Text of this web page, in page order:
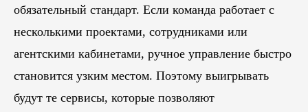
обязательный стандарт. Если команда работает с
несколькими проектами, сотрудниками или
агентскими кабинетами, ручное управление быстро
становится узким местом. Поэтому выигрывать
будут те сервисы, которые позволяют